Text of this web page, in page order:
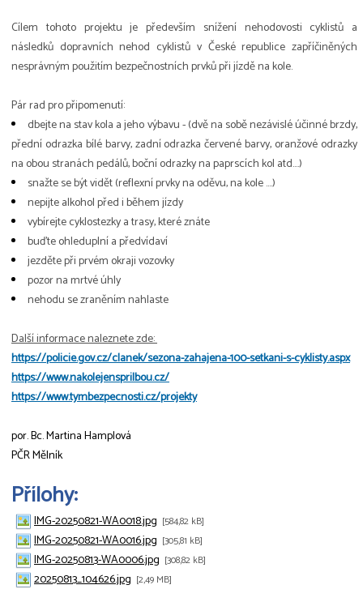
Cílem tohoto projektu je především snížení nehodovosti cyklistů a
následků dopravních nehod cyklistů v České republice zapříčiněných
nesprávným použitím bezpečnostních prvků při jízdě na kole.
Pár rad pro připomenutí:
dbejte na stav kola a jeho výbavu - (dvě na sobě nezávislé účinné brzdy,
přední odrazka bílé barvy, zadní odrazka červené barvy, oranžové odrazky
na obou stranách pedálů, boční odrazky na paprscích kol atd….)
snažte se být vidět (reflexní prvky na oděvu, na kole ….)
nepijte alkohol před i během jízdy
vybírejte cyklostezky a trasy, které znáte
buďte ohleduplní a předvídaví
jezděte při prvém okraji vozovky
pozor na mrtvé úhly
nehodu se zraněním nahlaste
Další informace naleznete zde:
https://policie.gov.cz/clanek/sezona-zahajena-100-setkani-s-cyklisty.aspx
https://www.nakolejensprilbou.cz/
https://www.tymbezpecnosti.cz/projekty
por. Bc. Martina Hamplová
PČR Mělník
Přílohy:
IMG-20250821-WA0018.jpg [584,82 kB]
IMG-20250821-WA0016.jpg [305,81 kB]
IMG-20250813-WA0006.jpg [308,82 kB]
20250813_104626.jpg [2,49 MB]